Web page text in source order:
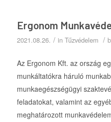
Ergonom
2021.08.26. / in Tűzvédelem /
Az Ergonom Kft. az ország
munkáltatókra háruló
munkaegészségügyi
feladatokat, valamint az
meghatározott